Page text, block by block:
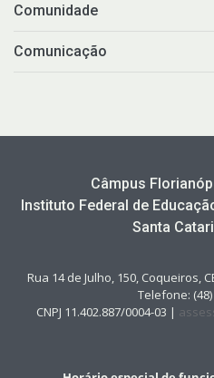
Comunidade
Comunicação
Câmpus
Instituto Federal de
Santa
Rua 14 de Julho, 150, Coqueiros,
Telefone: (48)
CNPJ 11.402.887/0004-03 |